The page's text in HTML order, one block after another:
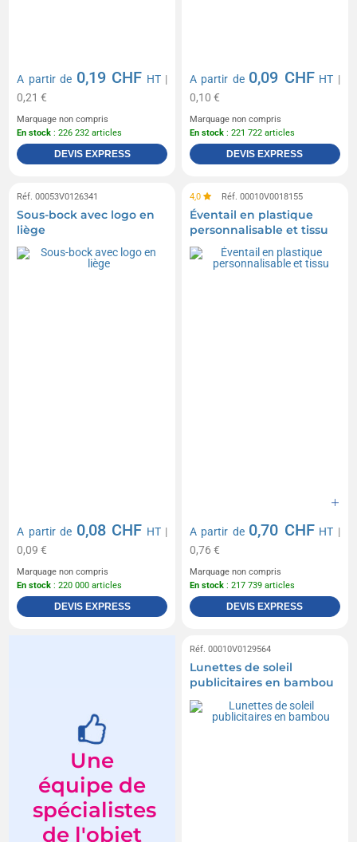
A partir de 0,19 CHF HT|
0,21 €
Marquage non compris
En stock : 226 232 articles
DEVIS EXPRESS
A partir de 0,09 CHF HT |
0,10 €
Marquage non compris
En stock : 221 722 articles
DEVIS EXPRESS
Réf. 00053V0126341
Sous-bock avec logo en
liège
A partir de 0,08 CHF HT|
0,09 €
Marquage non compris
En stock : 220 000 articles
DEVIS EXPRESS
4,0 Réf. 00010V0018155
Éventail en plastique
personnalisable et tissu
A partir de 0,70 CHF HT |
0,76 €
Marquage non compris
En stock : 217 739 articles
DEVIS EXPRESS
Une
équipe de
spécialistes
de l'objet
Réf. 00010V0129564
Lunettes de soleil
publicitaires en bambou